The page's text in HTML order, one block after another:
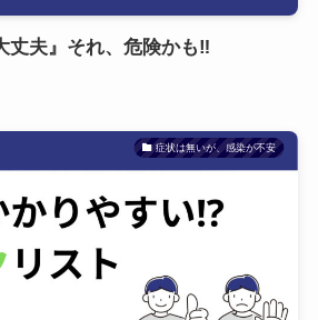
丈夫』それ、危険かも‼
症状は無いが、感染が不安